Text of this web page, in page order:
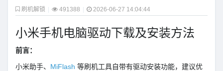
刷机解锁 491388 2026-06-27 14:04:44
小米手机电脑驱动下载及安装方法
前言：
小米助手、 MiFlash 等刷机工具自带有驱动安装功能，建议优